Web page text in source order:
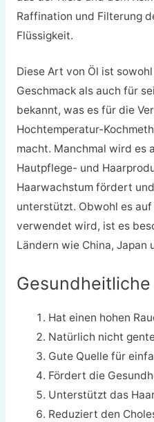
Raffination und Filterung
Flüssigkeit.
Diese Art von Öl ist
Geschmack als auch für
bekannt, was es für die
Hochtemperatur-
macht. Manchmal wird es
Hautpflege- und
Haarwachstum fördert
unterstützt. Obwohl es auf
verwendet wird, ist es
Ländern wie China, Japan
Hat einen hohen
Natürlich nicht
Gute Quelle für
Fördert die
Unterstützt das
Reduziert den